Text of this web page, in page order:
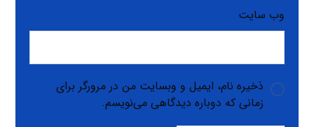
وب‌ سایت
ذخیره نام، ایمیل و وبسایت من در مرورگر برای
زمانی که دوباره دیدگاهی می‌نویسم.